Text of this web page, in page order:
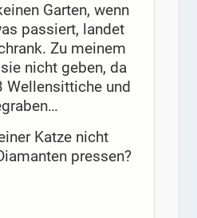
Garten, wenn
passiert, landet
Zu meinem
nicht geben, da
Wellensittiche und
Katze nicht
pressen?